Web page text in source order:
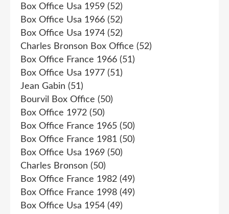
Box Office Usa 1959 (52)
Box Office Usa 1966 (52)
Box Office Usa 1974 (52)
Charles Bronson Box Office (52)
Box Office France 1966 (51)
Box Office Usa 1977 (51)
Jean Gabin (51)
Bourvil Box Office (50)
Box Office 1972 (50)
Box Office France 1965 (50)
Box Office France 1981 (50)
Box Office Usa 1969 (50)
Charles Bronson (50)
Box Office France 1982 (49)
Box Office France 1998 (49)
Box Office Usa 1954 (49)